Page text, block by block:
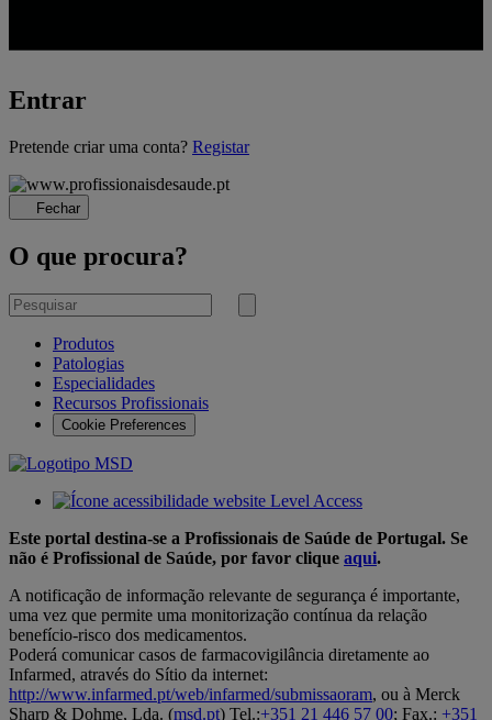
Entrar
A
Pretende criar uma conta? Registar
Fechar
O que procura?
Pesquisar
por
Submeter
Produtos
Patologias
Especialidades
Recursos Profissionais
Cookie Preferences
Este portal destina-se a Profissionais de Saúde de Portugal. Se
não é Profissional de Saúde, por favor clique aqui.
A notificação de informação relevante de segurança é importante,
uma vez que permite uma monitorização contínua da relação
benefício-risco dos medicamentos.
Poderá comunicar casos de farmacovigilância diretamente ao
Infarmed, através do Sítio da internet:
http://www.infarmed.pt/web/infarmed/submissaoram, ou à Merck
Sharp & Dohme, Lda. (msd.pt) Tel.:+351 21 446 57 00; Fax.: +351